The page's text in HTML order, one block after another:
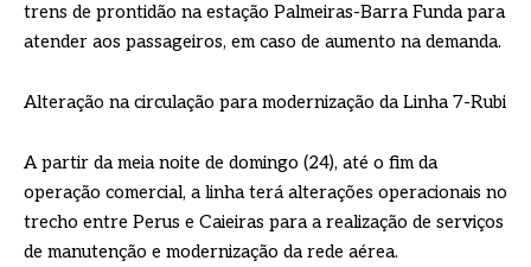
trens de prontidão na estação Palmeiras-Barra Funda para
atender aos passageiros, em caso de aumento na demanda.
Alteração na circulação para modernização da Linha 7-Rubi
A partir da meia noite de domingo (24), até o fim da
operação comercial, a linha terá alterações operacionais no
trecho entre Perus e Caieiras para a realização de serviços
de manutenção e modernização da rede aérea.